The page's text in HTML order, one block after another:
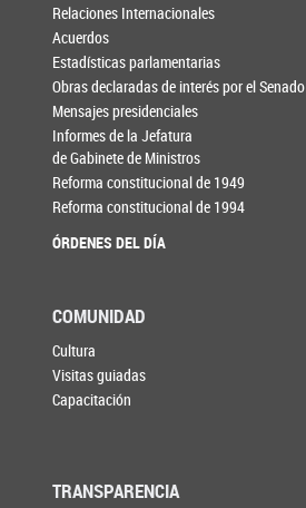
Relaciones Internacionales
Acuerdos
Estadísticas parlamentarias
Obras declaradas de interés por el Senado
Mensajes presidenciales
Informes de la Jefatura
de Gabinete de Ministros
Reforma constitucional de 1949
Reforma constitucional de 1994
ÓRDENES DEL DÍA
COMUNIDAD
Cultura
Visitas guiadas
Capacitación
TRANSPARENCIA